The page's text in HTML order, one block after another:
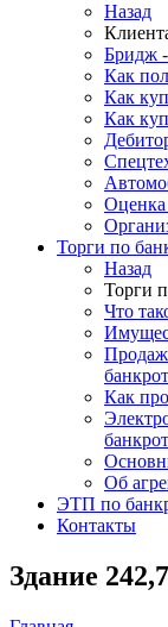
Назад
Бридж -
Как
Как
Как
Оценка
Торги по
Назад
Торги
Что
Как
Об
ЭТП по
Контакты
Здание